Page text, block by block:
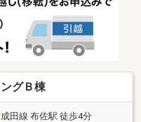
グＢ棟
成田線 布佐駅 徒歩4分